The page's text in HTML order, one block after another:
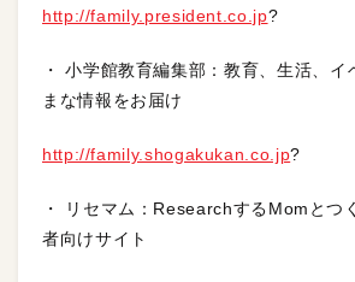
http://family.president.co.jp?
・ 小学館教育編集部：教育、生活、イ
まな情報をお届け
http://family.shogakukan.co.jp?
・ リセマム：ResearchするMomとつ
者向けサイト